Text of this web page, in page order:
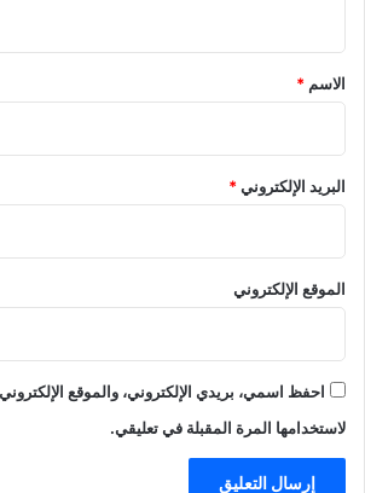
*
الاسم *
البريد الإلكتروني*
الموقع الإلكتروني
احفظ اسمي، بريدي الإلكتروني، والموقع
لاستخدامها المرة المقبلة في تعليقي.